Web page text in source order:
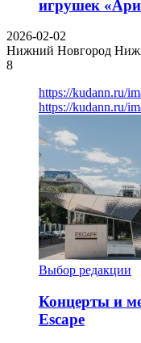
игрушек
2026-02-02
Нижний Новгород
8
https://kudann.ru/
https://kudann.ru/
Выбор редакции
Концерты и
Escape